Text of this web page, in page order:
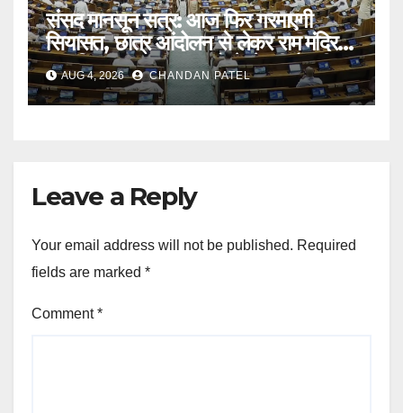
संसद मानसून सत्र: आज फिर गरमाएगी
सियासत, छात्र आंदोलन से लेकर राम मंदिर
दान विवाद तक सरकार को घेरने की तैयारी
AUG 4, 2026 CHANDAN PATEL
Leave a Reply
Your email address will not be published. Required
fields are marked *
Comment*